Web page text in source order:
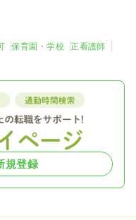
保育園・学校
正看護師
規登録